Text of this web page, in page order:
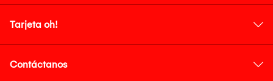
Tarjeta oh!
Contáctanos